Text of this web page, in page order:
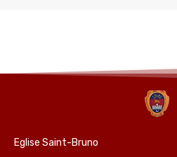
Eglise Saint-Bruno